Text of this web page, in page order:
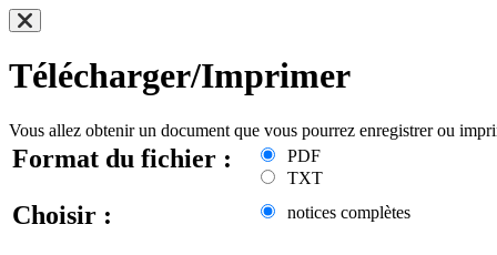
Télécharger/Imprimer
Vous allez obtenir un document que vous pourrez enregistrer ou
Format du fichier :
PDF
TXT
Choisir : notices complètes